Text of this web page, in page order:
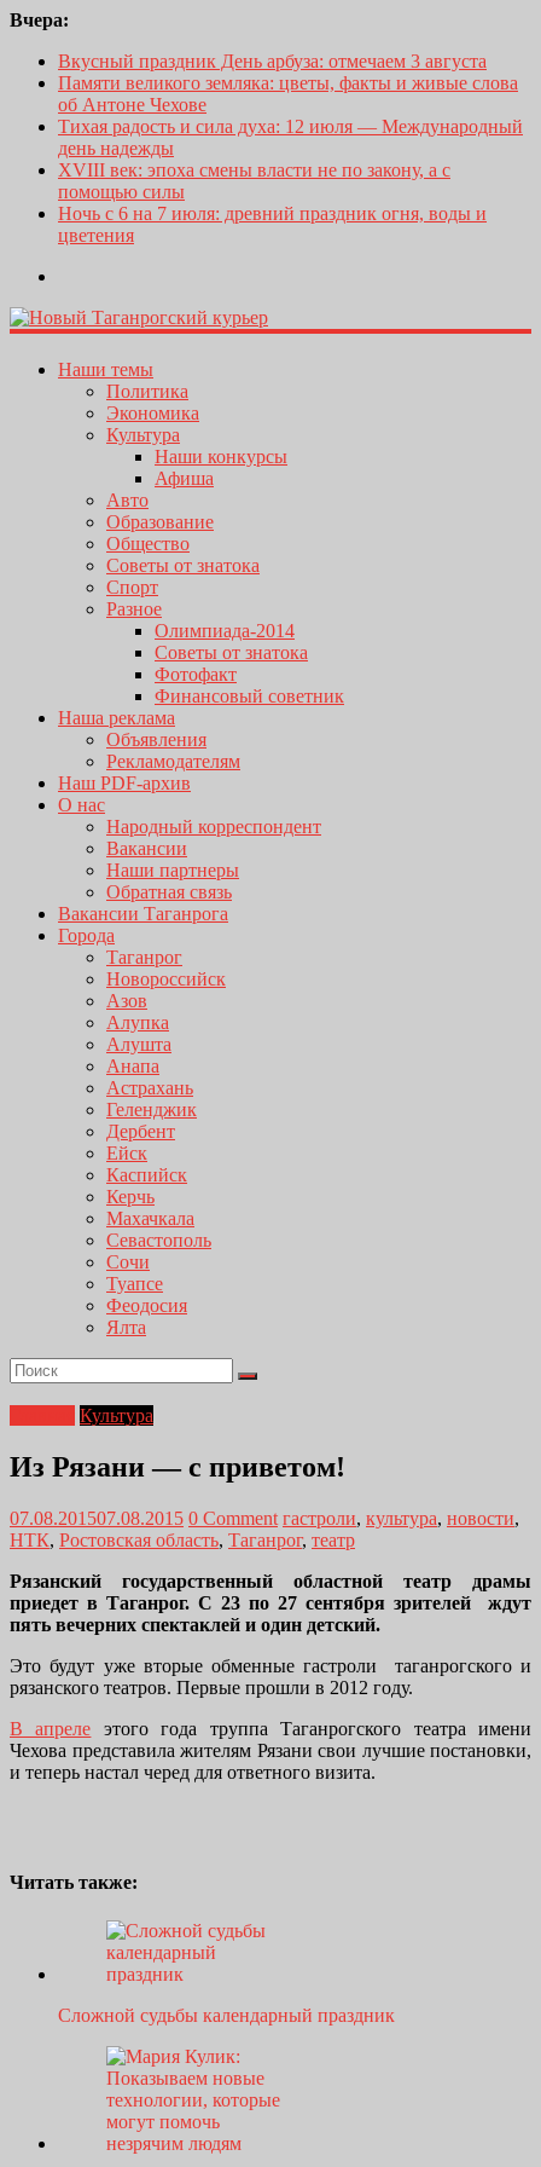
Вчера:
Вкусный праздник День арбуза: отмечаем 3 августа
Памяти великого земляка: цветы, факты и живые слова
об Антоне Чехове
Тихая радость и сила духа: 12 июля — Международный
день надежды
XVIII век: эпоха смены власти не по закону, а с
помощью силы
Ночь с 6 на 7 июля: древний праздник огня, воды и
цветения
Наши темы
Политика
Экономика
Культура
Наши конкурсы
Афиша
Авто
Образование
Общество
Советы от знатока
Спорт
Разное
Олимпиада-2014
Советы от знатока
Фотофакт
Финансовый советник
Наша реклама
Объявления
Рекламодателям
Наш PDF-архив
О нас
Народный корреспондент
Вакансии
Наши партнеры
Обратная связь
Вакансии Таганрога
Города
Таганрог
Новороссийск
Азов
Алупка
Алушта
Анапа
Астрахань
Геленджик
Дербент
Ейск
Каспийск
Керчь
Махачкала
Севастополь
Сочи
Туапсе
Феодосия
Ялта
Культура
Из Рязани — с приветом!
07.08.201507.08.2015 0 Comment гастроли, культура, новости,
НТК, Ростовская область, Таганрог, театр
Рязанский государственный областной театр драмы
приедет в Таганрог. С 23 по 27 сентября зрителей ждут
пять вечерних спектаклей и один детский.
Это будут уже вторые обменные гастроли таганрогского и
рязанского театров. Первые прошли в 2012 году.
В апреле этого года труппа Таганрогского театра имени
Чехова представила жителям Рязани свои лучшие постановки,
и теперь настал черед для ответного визита.
Читать также:
Сложной судьбы календарный праздник